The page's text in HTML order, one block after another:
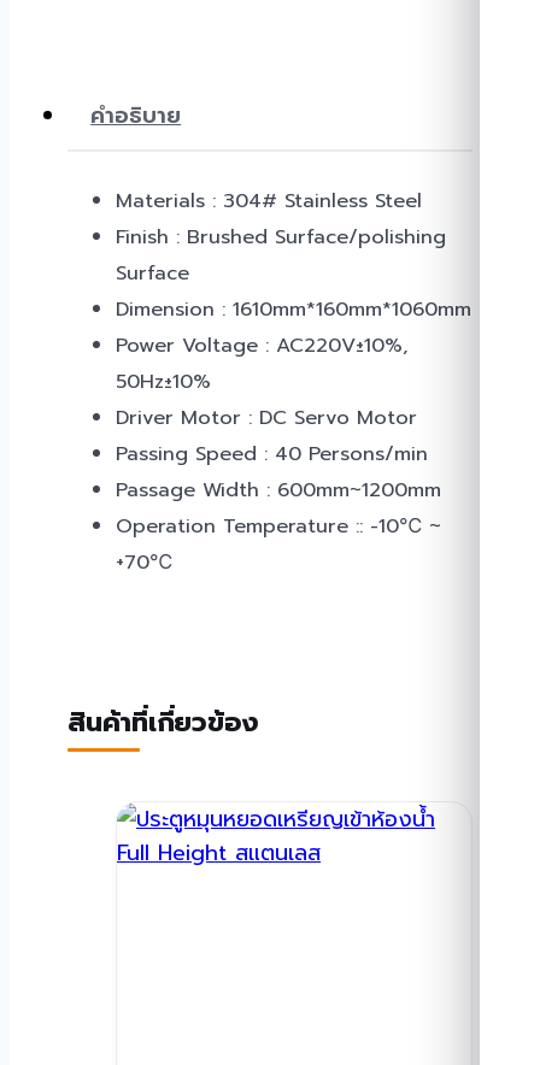
คำอธิบาย
Materials : 304# Stainless Steel
Finish : Brushed Surface/polishing
Surface
Dimension : 1610mm*160mm*1060mm
Power Voltage : AC220V±10%,
50Hz±10%
Driver Motor : DC Servo Motor
Passing Speed : 40 Persons/min
Passage Width : 600mm~1200mm
Operation Temperature :: -10℃ ~
+70℃
สินค้าที่เกี่ยวข้อง